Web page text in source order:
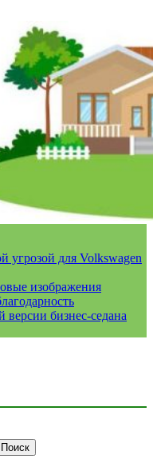
угрозой для Volkswagen
изображения
бизнес-седана